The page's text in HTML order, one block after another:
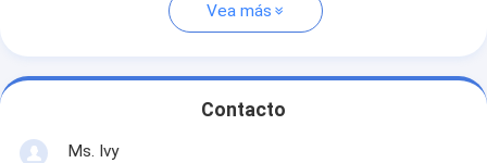
Vea más
Contacto
Ms. Ivy